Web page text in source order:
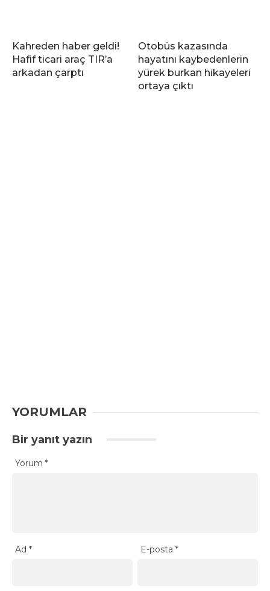
Kahreden haber geldi!
Hafif ticari araç TIR’a
arkadan çarptı
Otobüs kazasında
hayatını kaybedenlerin
yürek burkan hikayeleri
ortaya çıktı
YORUMLAR
Bir yanıt yazın
Yorum *
Ad * E-posta*